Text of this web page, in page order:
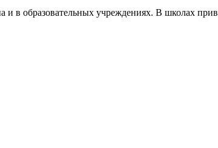
и в образовательных учреждениях. В школах